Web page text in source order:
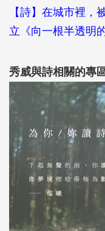
【詩】在城市裡，
立《向一根半透明
秀威與詩相關的專